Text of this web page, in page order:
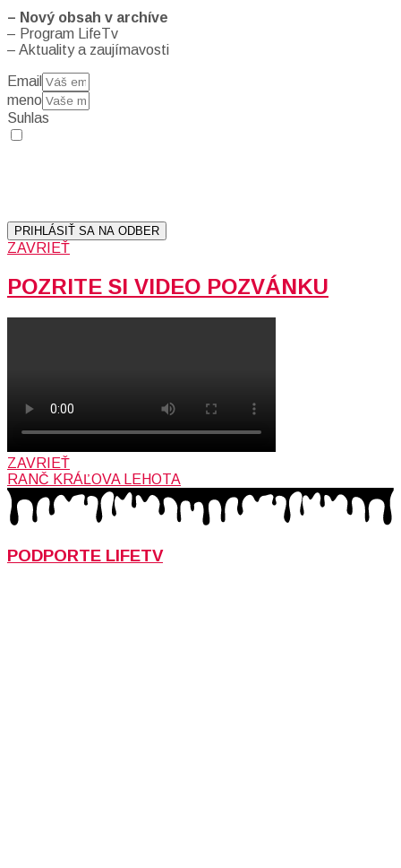
– Nový obsah v archíve
– Program LifeTv
– Aktuality a zaujímavosti
Email
meno
Suhlas
PRIHLÁSIŤ SA NA ODBER
ZAVRIEŤ
POZRITE SI VIDEO POZVÁNKU
ZAVRIEŤ
RANČ KRÁĽOVA LEHOTA
PODPORTE LIFETV